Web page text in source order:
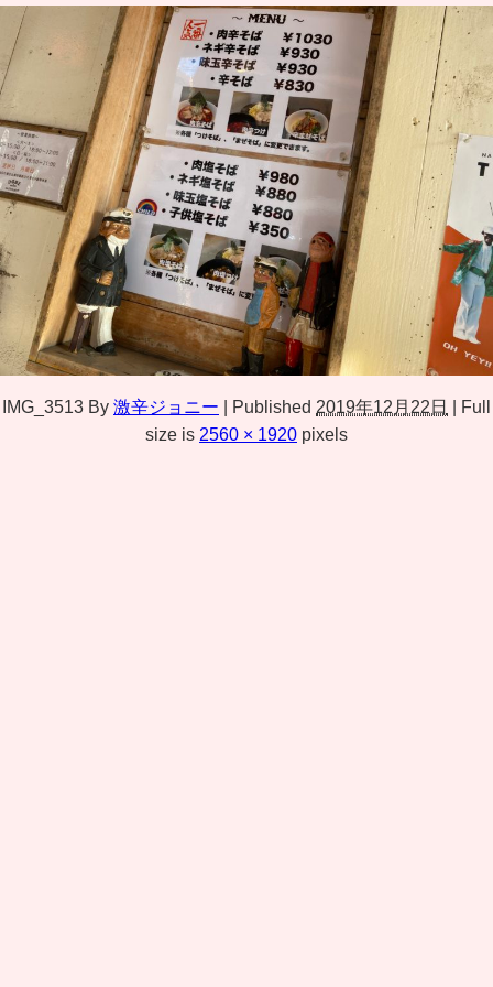
IMG_3513 By 激辛ジョニー Published 2019年12月22日
Full
size is 2560 × 1920 pixels